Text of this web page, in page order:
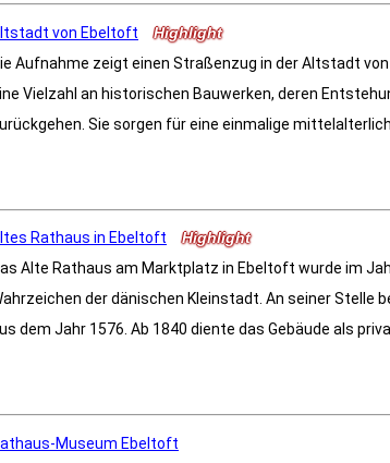
von Ebeltoft
Highlight
Aufnahme zeigt einen Straßenzug in der Altstadt
Vielzahl an historischen Bauwerken, deren
Sie sorgen für eine einmalige
Rathaus in Ebeltoft
Highlight
Alte Rathaus am Marktplatz in Ebeltoft wurde im
der dänischen Kleinstadt. An seiner Stelle
dem Jahr 1576. Ab 1840 diente das Gebäude als
Museum Ebeltoft